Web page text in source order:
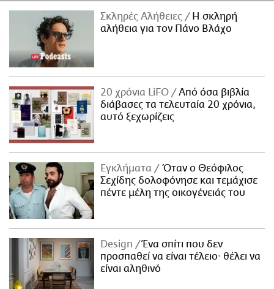
Σκληρές Αλήθειες
H σκληρή
αλήθεια για τον Πάνο Βλάχο
20 χρόνια LiFO
Από όσα βιβλία
διάβασες τα τελευταία 20 χρόνια,
αυτό ξεχωρίζεις
Εγκλήματα
Όταν ο Θεόφιλος
Σεχίδης δολοφόνησε και τεμάχισε
πέντε μέλη της οικογένειάς του
Design
Ένα σπίτι που δεν
προσπαθεί να είναι τέλειο· θέλει να
είναι αληθινό